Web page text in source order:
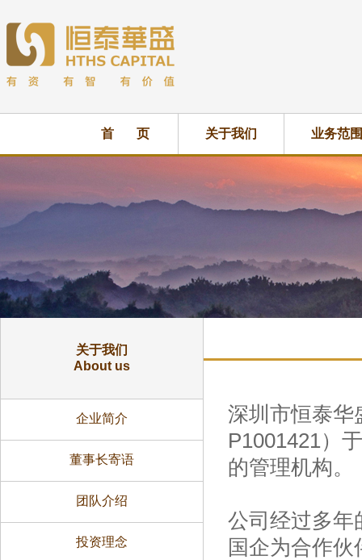
首 页 关于我们 业务范围
关于我们
About us
企业简介
董事长寄语
团队介绍
投资理念
深圳市恒泰华
P1001421）
的管理机构。
公司经过多年
国企为合作